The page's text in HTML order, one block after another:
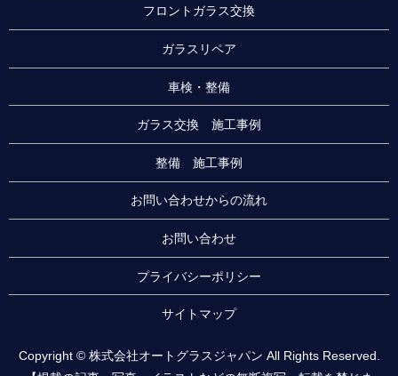
フロントガラス交換
ガラスリペア
車検・整備
ガラス交換 施工事例
整備 施工事例
お問い合わせからの流れ
お問い合わせ
プライバシーポリシー
サイトマップ
Copyright © 株式会社オートグラスジャパン All Rights Reserved.